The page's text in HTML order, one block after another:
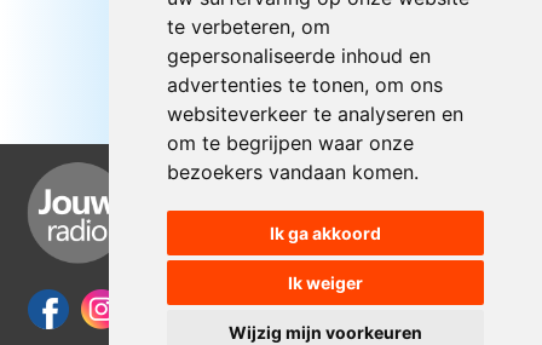
te verbeteren, om
gepersonaliseerde inhoud en
advertenties te tonen, om ons
websiteverkeer te analyseren en
om te begrijpen waar onze
bezoekers vandaan komen.
Ik ga akkoord
Ik weiger
Wijzig mijn voorkeuren